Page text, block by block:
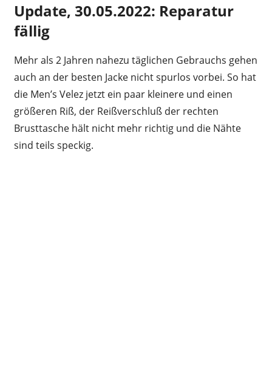
Update, 30.05.2022: Reparatur
fällig
Mehr als 2 Jahren nahezu täglichen Gebrauchs gehen
auch an der besten Jacke nicht spurlos vorbei. So hat
die Men’s Velez jetzt ein paar kleinere und einen
größeren Riß, der Reißverschluß der rechten
Brusttasche hält nicht mehr richtig und die Nähte
sind teils speckig.